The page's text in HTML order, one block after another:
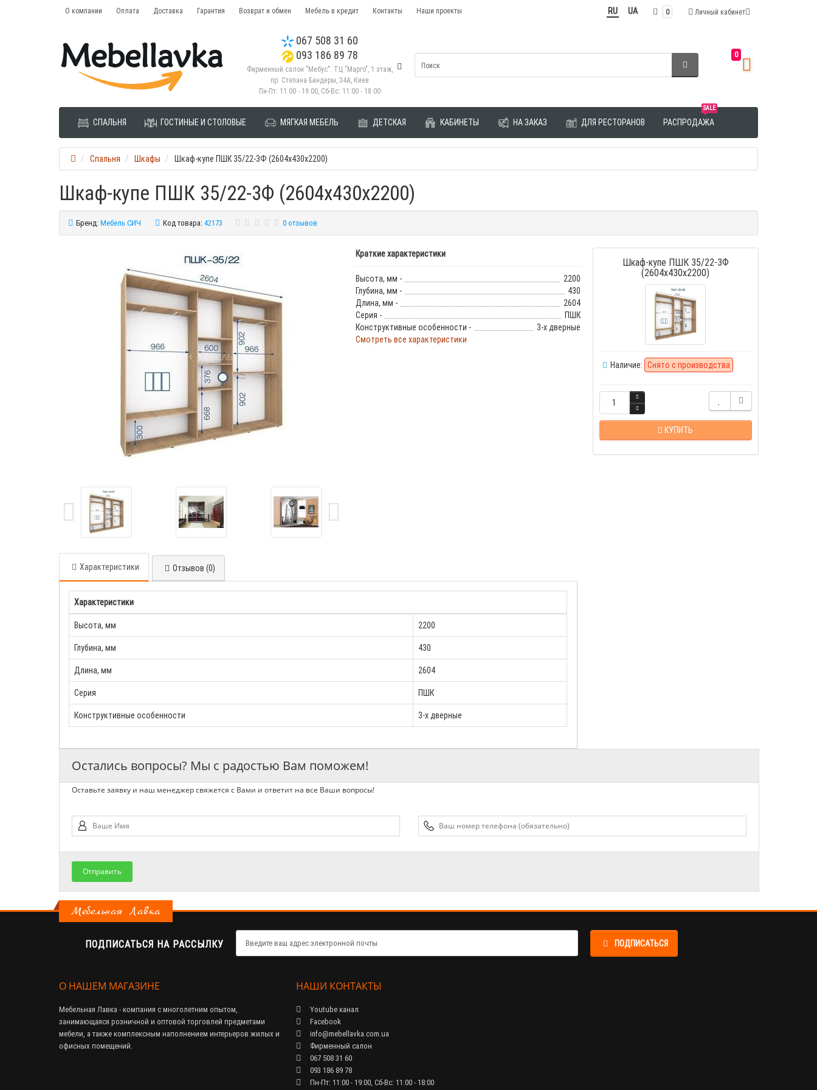
О компании Оплата Доставка Гарантия Возврат и обмен Мебель в кредит Контакты Наши проекты Личный кабинет
0
RU UA
067 508 31 60
093 186 89 78
Фирменный салон "Мебус": ТЦ "Марго", 1 этаж,
пр. Степана Бандеры, 34А, Киев
Пн-Пт: 11:00 - 19:00, Сб-Вс: 11:00 - 18:00
0
СПАЛЬНЯ ГОСТИНЫЕ И СТОЛОВЫЕ МЯГКАЯ МЕБЕЛЬ ДЕТСКАЯ КАБИНЕТЫ НА ЗАКАЗ ДЛЯ РЕСТОРАНОВ
SALE
РАСПРОДАЖА
Спальня Шкафы Шкаф-купе ПШК 35/22-3Ф (2604х430х2200)
Шкаф-купе ПШК 35/22-3Ф (2604х430х2200)
Бренд:Мебель СИЧ Код товара:42173 0 отзывов
Краткие характеристики
Высота, мм -
2200
Глубина, мм -
430
Длина, мм -
2604
Серия -
ПШК
Конструктивные особенности -
3-х дверные
Смотреть все характеристики
Шкаф-купе ПШК 35/22-3Ф
(2604х430х2200)
Наличие: Снято с производства
КУПИТЬ
Характеристики Отзывов (0)
Характеристики
Высота, мм 2200
Глубина, мм 430
Длина, мм 2604
Серия ПШК
Конструктивные особенности 3-х дверные
Остались вопросы? Мы с радостью Вам поможем!
Оставьте заявку и наш менеджер свяжется с Вами и ответит на все Ваши вопросы!
Отправить
Мебельная Лавка
ПОДПИСАТЬСЯ НА РАССЫЛКУ ПОДПИСАТЬСЯ
О НАШЕМ МАГАЗИНЕ
Мебельная Лавка - компания с многолетним опытом,
занимающаяся розничной и оптовой торговлей предметами
мебели, а также комплексным наполнением интерьеров жилых и
офисных помещений.
НАШИ КОНТАКТЫ
Youtube канал
Facebook
info@mebellavka.com.ua
Фирменный салон
067 508 31 60
093 186 89 78
Пн-Пт: 11:00 - 19:00, Сб-Вс: 11:00 - 18:00